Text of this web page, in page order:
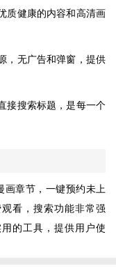
质健康的内容和高清画
，无广告和弹窗，提供
接搜索标题，是每一个
画章节，一键预约未上
看，搜索功能非常强
的工具，提供用户使